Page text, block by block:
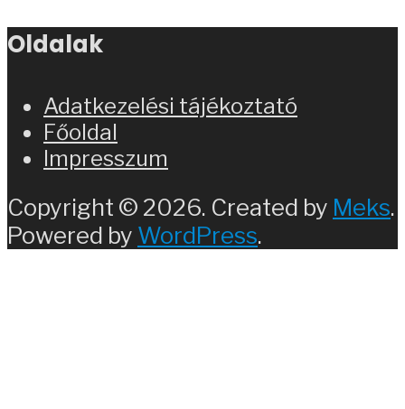
Oldalak
Adatkezelési tájékoztató
Főoldal
Impresszum
Copyright © 2026. Created by Meks.
Powered by WordPress.